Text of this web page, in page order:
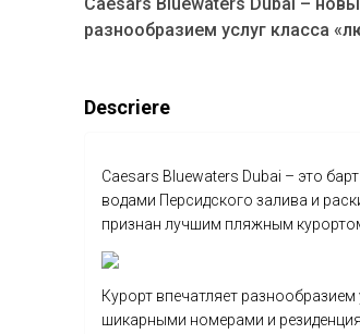
Caesars Bluewaters Dubai –
разнообразием услуг класса
Descriere
Caesars Bluewaters Dubai – это
водами Персидского залива и
признан лучшим пляжным
Курорт впечатляет
шикарными номерами и